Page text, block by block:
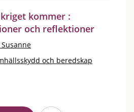
kommer :
och reflektioner
och beredskap